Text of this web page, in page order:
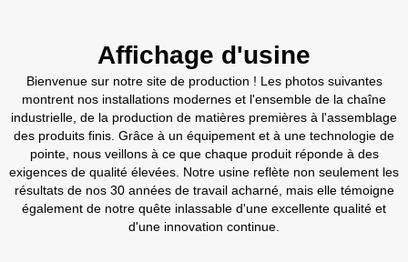
Affichage d'usine
Bienvenue sur notre site de production ! Les photos suivantes
montrent nos installations modernes et l'ensemble de la chaîne
industrielle, de la production de matières premières à l'assemblage
des produits finis. Grâce à un équipement et à une technologie de
pointe, nous veillons à ce que chaque produit réponde à des
exigences de qualité élevées. Notre usine reflète non seulement les
résultats de nos 30 années de travail acharné, mais elle témoigne
également de notre quête inlassable d'une excellente qualité et
d'une innovation continue.